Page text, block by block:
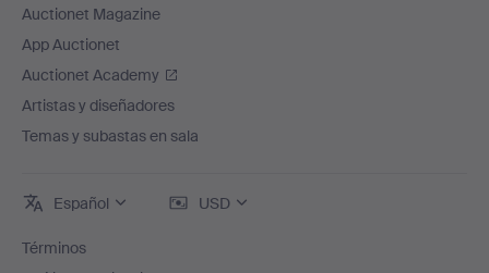
Auctionet Magazine
App Auctionet
Auctionet Academy
Artistas y diseñadores
Temas y subastas en sala
Español USD
Términos